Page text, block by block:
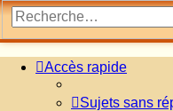
Accès rapide
Sujets sans